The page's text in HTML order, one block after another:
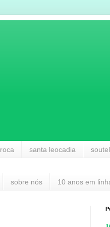
roca santa leocadia
sobre nós 10 anos em